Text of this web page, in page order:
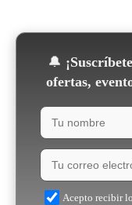
🔔
ofertas,
Acepto recibir